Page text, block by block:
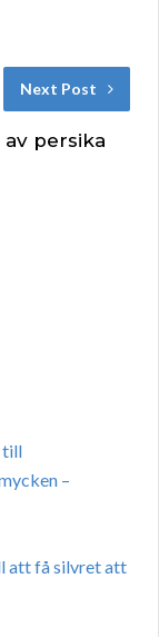
Next Post
persika
till
–
att få silvret att